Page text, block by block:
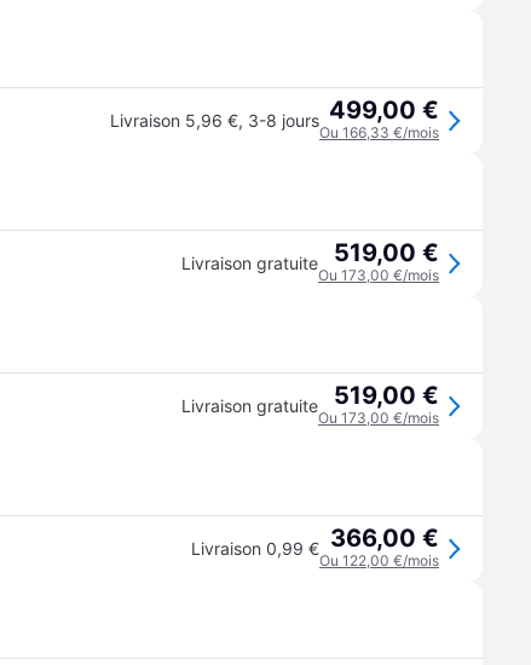
Livraison 5,96 €, 3-8 jours 499,00 €
Ou 166,33 €/mois
Livraison gratuite 519,00 €
Ou 173,00 €/mois
Livraison gratuite 519,00 €
Ou 173,00 €/mois
Livraison 0,99 € 366,00 €
Ou 122,00 €/mois